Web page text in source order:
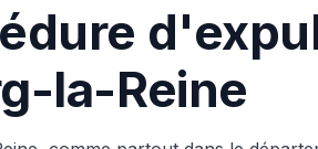
la-Reine